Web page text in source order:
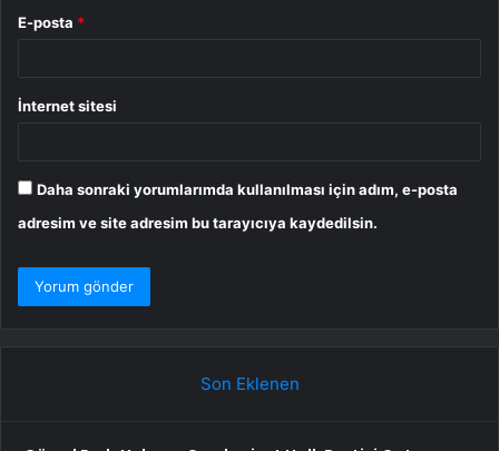
E-posta *
İnternet sitesi
Daha sonraki yorumlarımda kullanılması için adım, e-posta
adresim ve site adresim bu tarayıcıya kaydedilsin.
Son Eklenen